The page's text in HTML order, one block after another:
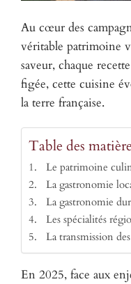
Au cœur des
véritable patrimoine
saveur, chaque
figée, cette cuisine
la terre française.
Table des
Le patrimoine
La gastronomie
La gastronomie
Les spécialités
La transmission
En 2025, face aux